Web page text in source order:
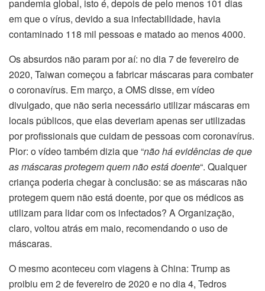
pandemia global, isto é, depois de pelo menos 101 dias
em que o vírus, devido a sua infectabilidade, havia
contaminado 118 mil pessoas e matado ao menos 4000.
Os absurdos não param por aí: no dia 7 de fevereiro de
2020, Taiwan começou a fabricar máscaras para combater
o coronavírus. Em março, a OMS disse, em vídeo
divulgado, que não seria necessário utilizar máscaras em
locais públicos, que elas deveriam apenas ser utilizadas
por profissionais que cuidam de pessoas com coronavírus.
Pior: o vídeo também dizia que “não há evidências de que
as máscaras protegem quem não está doente“. Qualquer
criança poderia chegar à conclusão: se as máscaras não
protegem quem não está doente, por que os médicos as
utilizam para lidar com os infectados? A Organização,
claro, voltou atrás em maio, recomendando o uso de
máscaras.
O mesmo aconteceu com viagens à China: Trump as
proibiu em 2 de fevereiro de 2020 e no dia 4, Tedros